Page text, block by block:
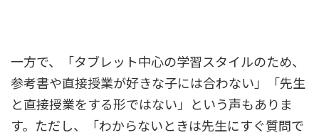
一方で、「タブレット中心の学習スタイルのため、
参考書や直接授業が好きな子には合わない」「先生
と直接授業をする形ではない」という声もありま
す。ただし、「わからないときは先生にすぐ質問で